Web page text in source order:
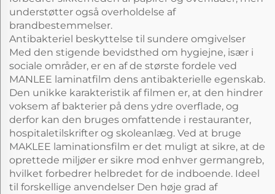
understøtter også overholdelse af
brandbestemmelser.
Antibakteriel beskyttelse til sundere omgivelser
Med den stigende bevidsthed om hygiejne, især i
sociale områder, er en af de største fordele ved
MANLEE laminatfilm dens antibakterielle egenskab.
Den unikke karakteristik af filmen er, at den hindrer
voksem af bakterier på dens ydre overflade, og
derfor kan den bruges omfattende i restauranter,
hospitaletilskrifter og skoleanlæg. Ved at bruge
MAKLEE laminationsfilm er det muligt at sikre, at de
oprettede miljøer er sikre mod enhver germangreb,
hvilket forbedrer helbredet for de indboende. Ideel
til forskellige anvendelser Den høje grad af